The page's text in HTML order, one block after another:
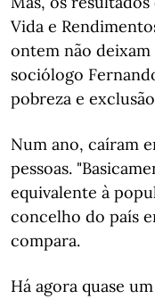
Vida e
ontem não
sociólogo
pobreza e
Num ano, caíram
pessoas.
equivalente à
concelho do país
compara.
Há agora quase